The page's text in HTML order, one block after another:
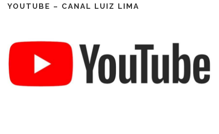
YOUTUBE – CANAL LUIZ LIMA